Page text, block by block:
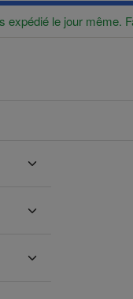
le jour même.